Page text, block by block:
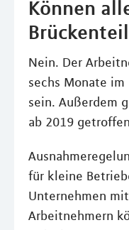
Können
Nein. Der
sechs Monate
sein. Außerdem
ab 2019
für kleine
Unternehmen
Arbeitnehmern